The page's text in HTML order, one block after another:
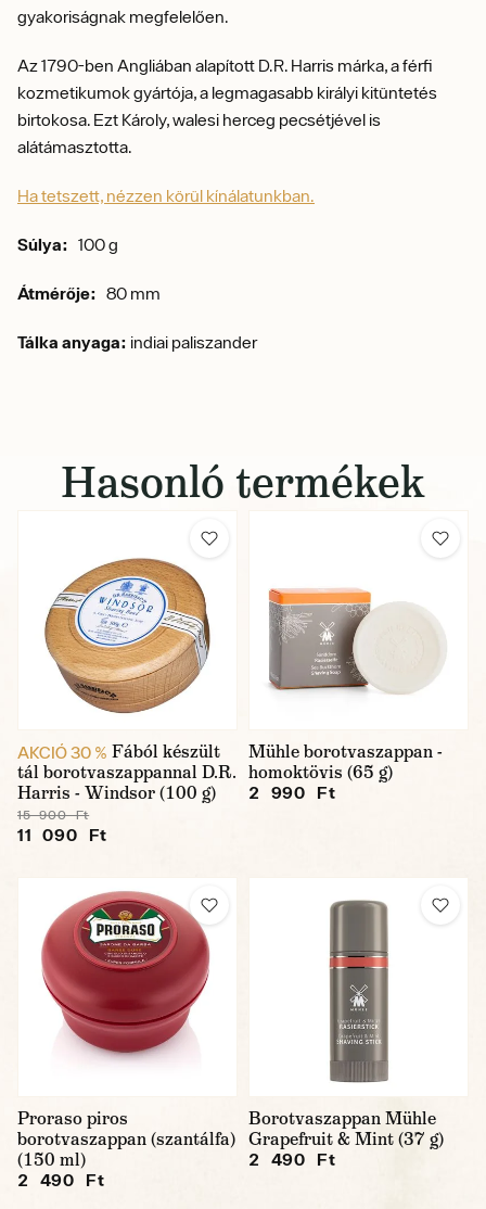
gyakoriságnak megfelelően.
Az 1790-ben Angliában alapított D.R. Harris márka, a férfi
kozmetikumok gyártója, a legmagasabb királyi kitüntetés
birtokosa. Ezt Károly, walesi herceg pecsétjével is
alátámasztotta.
Ha tetszett, nézzen körül kínálatunkban.
Súlya: 100 g
Átmérője: 80 mm
Tálka anyaga: indiai paliszander
Hasonló termékek
AKCIÓ 30 % Fából készült
tál borotvaszappannal D.R.
Harris - Windsor (100 g)
15 900 Ft
11 090 Ft
Mühle borotvaszappan -
homoktövis (65 g)
2 990 Ft
Proraso piros
borotvaszappan (szantálfa)
(150 ml)
2 490 Ft
Borotvaszappan Mühle
Grapefruit & Mint (37 g)
2 490 Ft